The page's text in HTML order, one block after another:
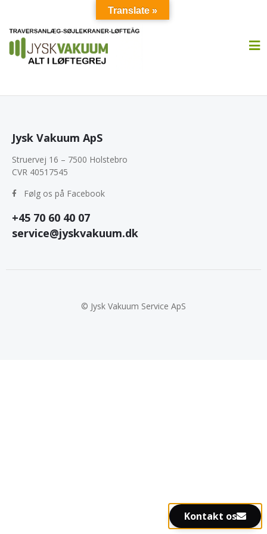
Jysk Vakuum ApS
Struervej 16 – 7500 Holstebro
CVR 40517545
Følg os på Facebook
+45 70 60 40 07
service@jyskvakuum.dk
© Jysk Vakuum Service ApS
Translate »
Kontakt os